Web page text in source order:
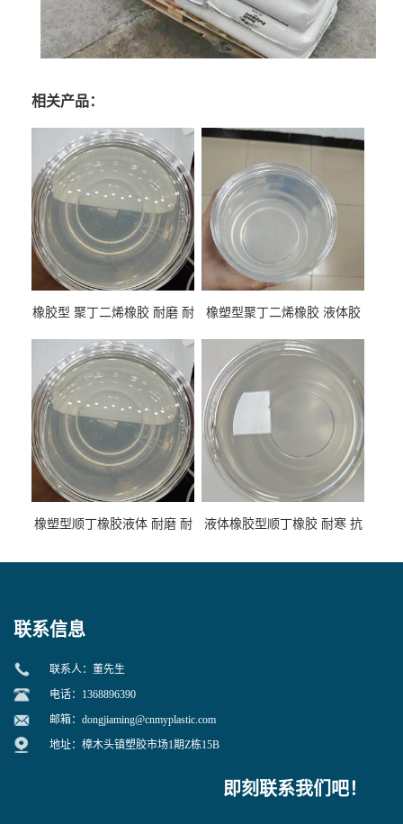
相关产品：
橡胶型 聚丁二烯橡胶 耐磨 耐
性
橡塑型聚丁二烯橡胶 液体胶
专用
橡塑型顺丁橡胶液体 耐磨 耐
液体橡胶型顺丁橡胶 耐寒 抗
联系信息
联系人：董先生
电话：1368896390
邮箱： dongjiaming@cnmyplastic.com
地址：樟木头镇塑胶市场1期Z栋15B
即刻联系我们吧！